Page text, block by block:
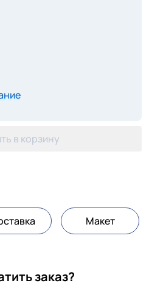
в корзину
Макет
заказ?